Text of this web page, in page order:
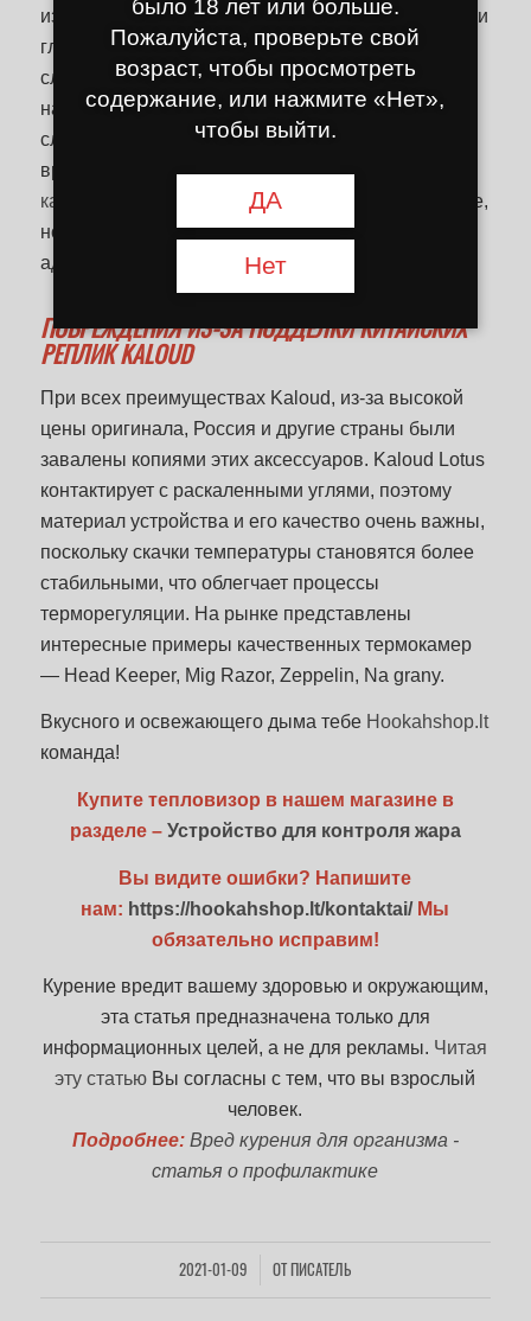
изготовлении фольги много нюансов: матовая или
глянцевая сторона фольги, сколько слоев нужно
сложить, сколько дырок сделать, как правильно
натянуть фольгу, а это все усложняет, и в этом
случае на приготовление кальяна уходит больше
времени. время, чем использование
камера
. Kaloud проще в использовании и удобнее,
но преимущества фольги - универсальность в
адаптации к разным размерам чашек.
ПОВРЕЖДЕНИЯ ИЗ-ЗА ПОДДЕЛКИ КИТАЙСКИХ
РЕПЛИК KALOUD
При всех преимуществах Kaloud, из-за высокой
цены оригинала, Россия и другие страны были
завалены копиями этих аксессуаров. Kaloud Lotus
контактирует с раскаленными углями, поэтому
материал устройства и его качество очень важны,
поскольку скачки температуры становятся более
стабильными, что облегчает процессы
терморегуляции. На рынке представлены
интересные примеры качественных термокамер
— Head Keeper, Mig Razor, Zeppelin, Na grany.
Вкусного и освежающего дыма тебе Hookahshop.lt
команда!
Купите тепловизор в нашем магазине в
разделе – Устройство для контроля жара
Вы видите ошибки? Напишите
нам: https://hookahshop.lt/kontaktai/Мы
обязательно исправим!
Курение вредит вашему здоровью и окружающим,
эта статья предназначена только для
информационных целей, а не для рекламы. Читая
эту статью Вы согласны с тем, что вы взрослый
человек.
Подробнее:Вред курения для организма -
статья о профилактике
2021-01-09
/ ОТПИСАТЕЛЬ
было 18 лет или больше.
Пожалуйста, проверьте свой
возраст, чтобы просмотреть
содержание, или нажмите «Нет»,
чтобы выйти.
ДА
Нет